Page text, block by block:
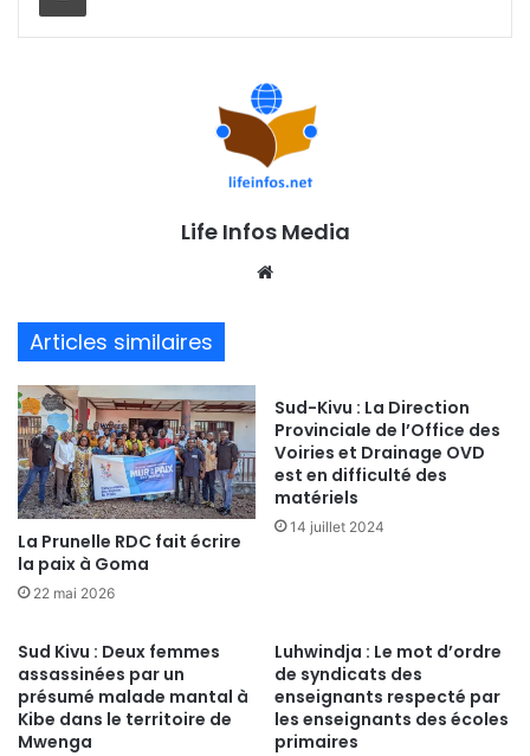
Life Infos Media
Articles similaires
La Prunelle RDC fait écrire
la paix à Goma
22 mai 2026
Sud-Kivu : La Direction
Provinciale de l’Office des
Voiries et Drainage OVD
est en difficulté des
matériels
14 juillet 2024
Sud Kivu : Deux femmes
assassinées par un
présumé malade mantal à
Kibe dans le territoire de
Mwenga
Luhwindja : Le mot d’ordre
de syndicats des
enseignants respecté par
les enseignants des écoles
primaires